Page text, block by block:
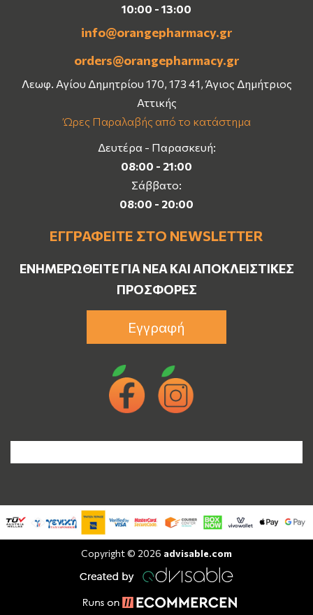
10:00 - 13:00
info@orangepharmacy.gr
orders@orangepharmacy.gr
Λεωφ. Αγίου Δημητρίου 170, 173 41, Άγιος Δημήτριος
Αττικής
Ώρες Παραλαβής από το κατάστημα
Δευτέρα - Παρασκευή:
08:00 - 21:00
Σάββατο:
08:00 - 20:00
ΕΓΓΡΑΦΕΊΤΕ ΣΤΟ NEWSLETTER
ΕΝΗΜΕΡΩΘΕΊΤΕ ΓΙΑ ΝΈΑ ΚΑΙ ΑΠΟΚΛΕΙΣΤΙΚΈΣ
ΠΡΟΣΦΟΡΈΣ
Εγγραφή
Copyright © 2026 advisable.com